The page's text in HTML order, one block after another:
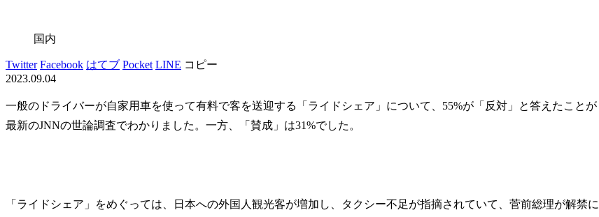
国内
Twitter Facebook はてブ Pocket LINE コピー
2023.09.04
一般のドライバーが自家用車を使って有料で客を送迎する「ライドシェア」について、55%が「反対」と答えたことが
最新のJNNの世論調査でわかりました。一方、「賛成」は31%でした。
「ライドシェア」をめぐっては、日本への外国人観光客が増加し、タクシー不足が指摘されていて、菅前総理が解禁に